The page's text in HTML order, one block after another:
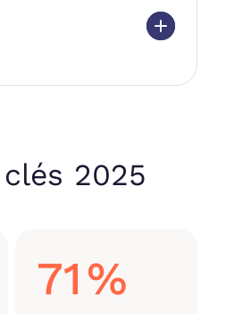
2025
71%